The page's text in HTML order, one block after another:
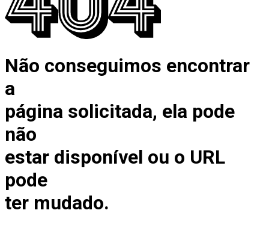
Não conseguimos encontrar
a
página solicitada, ela pode
não
estar disponível ou o URL
pode
ter mudado.